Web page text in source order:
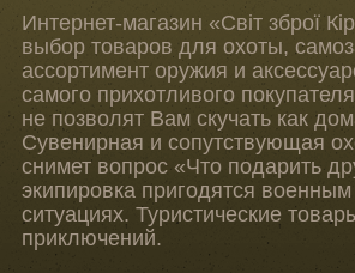
Интернет-магазин «Світ зброї
выбор товаров для охоты,
ассортимент оружия и
самого прихотливого
не позволят Вам скучать как
Сувенирная и сопутствующая
снимет вопрос «Что подарить
экипировка пригодятся
ситуациях. Туристические
приключений.